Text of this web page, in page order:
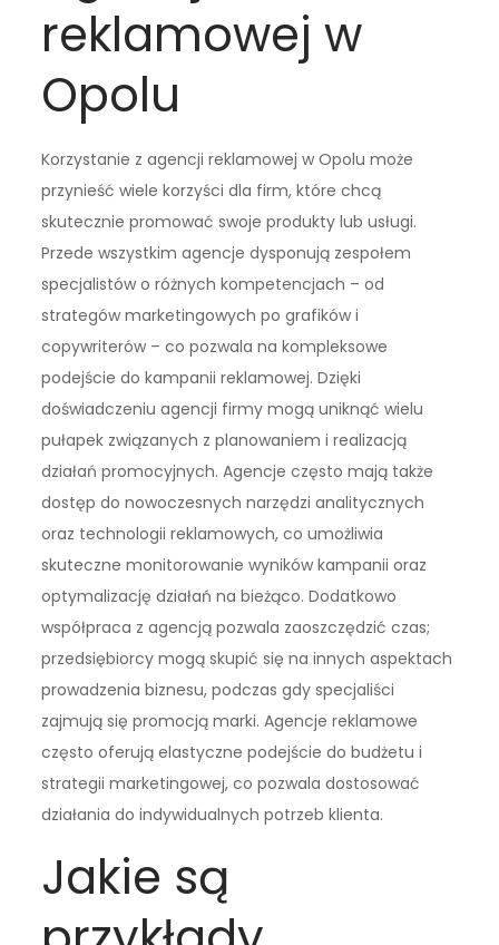
reklamowej w
Opolu
Korzystanie z agencji reklamowej w Opolu może
przynieść wiele korzyści dla firm, które chcą
skutecznie promować swoje produkty lub usługi.
Przede wszystkim agencje dysponują zespołem
specjalistów o różnych kompetencjach – od
strategów marketingowych po grafików i
copywriterów – co pozwala na kompleksowe
podejście do kampanii reklamowej. Dzięki
doświadczeniu agencji firmy mogą uniknąć wielu
pułapek związanych z planowaniem i realizacją
działań promocyjnych. Agencje często mają także
dostęp do nowoczesnych narzędzi analitycznych
oraz technologii reklamowych, co umożliwia
skuteczne monitorowanie wyników kampanii oraz
optymalizację działań na bieżąco. Dodatkowo
współpraca z agencją pozwala zaoszczędzić czas;
przedsiębiorcy mogą skupić się na innych aspektach
prowadzenia biznesu, podczas gdy specjaliści
zajmują się promocją marki. Agencje reklamowe
często oferują elastyczne podejście do budżetu i
strategii marketingowej, co pozwala dostosować
działania do indywidualnych potrzeb klienta.
Jakie są